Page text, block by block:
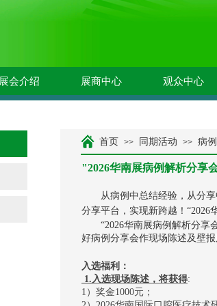
展会介绍 展商中心 观众中心
"2026华南展病例解析分享
从病例中总结经验，从分享
分享平台，实现新跨越！“2026
“2026华南展病例解析分享
好病例分享会作现场陈述及壁
入选福利：
1.入选现场陈述 ， 将获得:
1） 奖金1000元；
首页 >> 同期活动 >> 病